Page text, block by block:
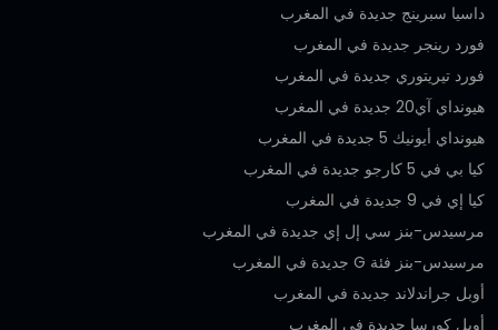
داسيا سبرينج جديدة في المغرب
فورد رينجر جديدة في المغرب
فورد تيريتوري جديدة في المغرب
هيونداي آي20 جديدة في المغرب
هيونداي أيونيك 5 جديدة في المغرب
كيا بي في 5 كارجو جديدة في المغرب
كيا إي في 9 جديدة في المغرب
مرسيدس-بنز سي إل إي جديدة في المغرب
مرسيدس-بنز فئة G جديدة في المغرب
أوبل جراندلاند جديدة في المغرب
أوبل كورسا جديدة في المغرب